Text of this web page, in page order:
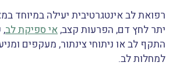
רפואת לב אינטגרטיבית יעילה במיוחד
יתר לחץ דם, הפרעות קצב,אי ספיקת לב,
התקף לב או ניתוחי צינתור, מעקפים
למחלות לב.